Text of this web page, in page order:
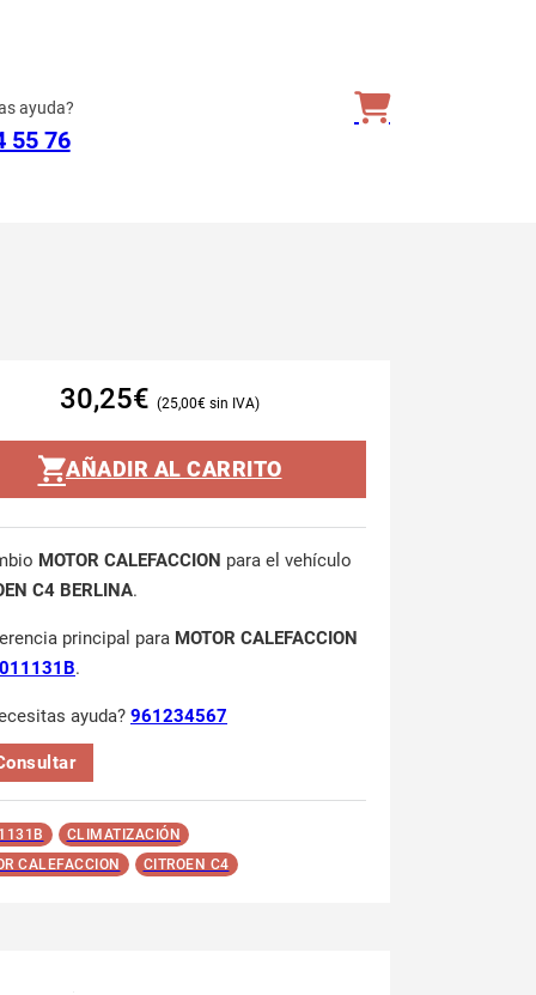
ayuda?
55 76
30,25€ 25,00€
AÑADIR AL CARRITO
MOTOR CALEFACCION para el vehículo
C4 BERLINA.
principal para MOTOR CALEFACCION
.
ayuda? 961234567
CLIMATIZACIÓN
CALEFACCION
CITROEN C4